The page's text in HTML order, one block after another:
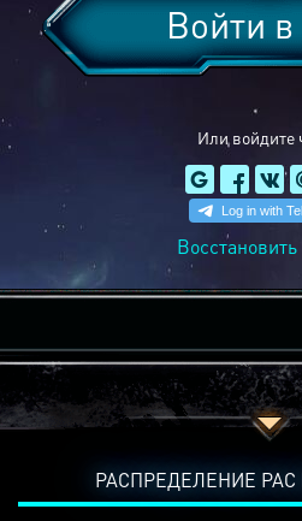
Или войдите
Войти в
РАСПРЕДЕЛЕНИЕ